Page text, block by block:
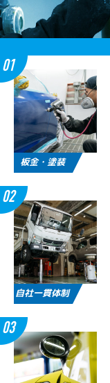
01
板金・塗装
02
自社一貫体制
03